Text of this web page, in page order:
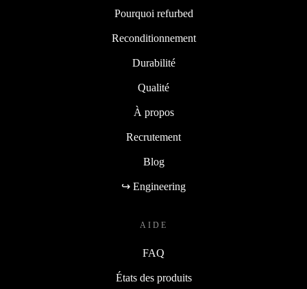
Pourquoi refurbed
Reconditionnement
Durabilité
Qualité
À propos
Recrutement
Blog
↪ Engineering
AIDE
FAQ
États des produits